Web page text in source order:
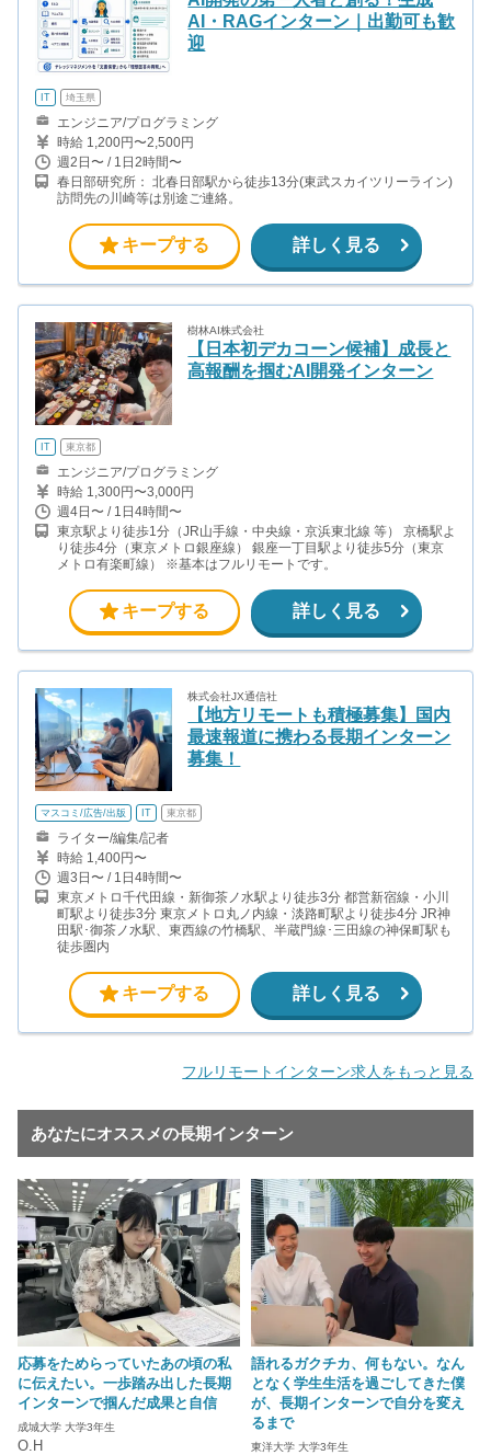
AI・RAGインターン｜出勤可も歓
迎
IT 埼玉県
エンジニア/プログラミング
時給 1,200円〜2,500円
週2日〜 / 1日2時間〜
春日部研究所： 北春日部駅から徒歩13分(東武スカイツリーライン)
訪問先の川崎等は別途ご連絡。
キープする 詳しく見る
樹林AI株式会社
【日本初デカコーン候補】成長と
高報酬を掴むAI開発インターン
IT 東京都
エンジニア/プログラミング
時給 1,300円〜3,000円
週4日〜 / 1日4時間〜
東京駅より徒歩1分（JR山手線・中央線・京浜東北線 等） 京橋駅よ
り徒歩4分（東京メトロ銀座線） 銀座一丁目駅より徒歩5分（東京
メトロ有楽町線） ※基本はフルリモートです。
キープする 詳しく見る
株式会社JX通信社
【地方リモートも積極募集】国内
最速報道に携わる長期インターン
募集！
マスコミ/広告/出版 IT 東京都
ライター/編集/記者
時給 1,400円〜
週3日〜 / 1日4時間〜
東京メトロ千代田線・新御茶ノ水駅より徒歩3分 都営新宿線・小川
町駅より徒歩3分 東京メトロ丸ノ内線・淡路町駅より徒歩4分 JR神
田駅･御茶ノ水駅、東西線の竹橋駅、半蔵門線･三田線の神保町駅も
徒歩圏内
キープする 詳しく見る
フルリモートインターン求人をもっと見る
あなたにオススメの長期インターン
応募をためらっていたあの頃の私
に伝えたい。一歩踏み出した長期
インターンで掴んだ成果と自信
成城大学 大学3年生
O.H
語れるガクチカ、何もない。なん
となく学生生活を過ごしてきた僕
が、長期インターンで自分を変え
るまで
東洋大学 大学3年生